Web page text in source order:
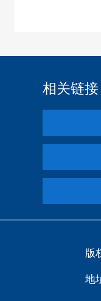
相关链接
版
地